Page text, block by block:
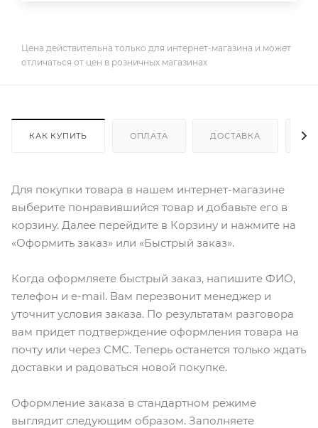
Цена действительна только для интернет-магазина и может
отличаться от цен в розничных магазинах
КАК КУПИТЬ ОПЛАТА ДОСТАВКА
Для покупки товара в нашем интернет-магазине
выберите понравившийся товар и добавьте его в
корзину. Далее перейдите в Корзину и нажмите на
«Оформить заказ» или «Быстрый заказ».
Когда оформляете быстрый заказ, напишите ФИО,
телефон и e-mail. Вам перезвонит менеджер и
уточнит условия заказа. По результатам разговора
вам придет подтверждение оформления товара на
почту или через СМС. Теперь останется только ждать
доставки и радоваться новой покупке.
Оформление заказа в стандартном режиме
выглядит следующим образом. Заполняете